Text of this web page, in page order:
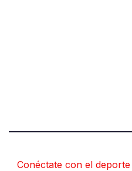
Conéctate con el